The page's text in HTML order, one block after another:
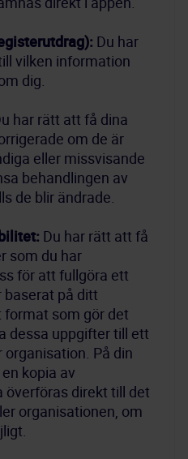
Du har
vilken information
har rätt att få dina
om de är
eller missvisande
behandlingen av
Du har rätt att få
som du har
för att fullgöra ett
baserat på ditt
som gör det
dessa uppgifter till ett
På din
kopia av
överföras direkt till det
organisationen, om